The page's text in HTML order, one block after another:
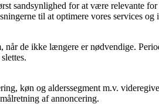
sandsynlighed for at være relevante
til at optimere vores services og
de ikke længere er nødvendige.
køn og alderssegment m.v.
af annoncering.